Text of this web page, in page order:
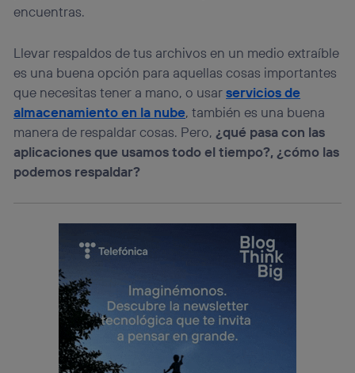
encuentras.
Llevar respaldos de tus archivos en un medio extraíble
es una buena opción para aquellas cosas importantes
que necesitas tener a mano, o usarservicios de
almacenamiento en la nube, también es una buena
manera de respaldar cosas. Pero, ¿qué pasa con las
aplicaciones que usamos todo el tiempo?, ¿cómo las
podemos respaldar?